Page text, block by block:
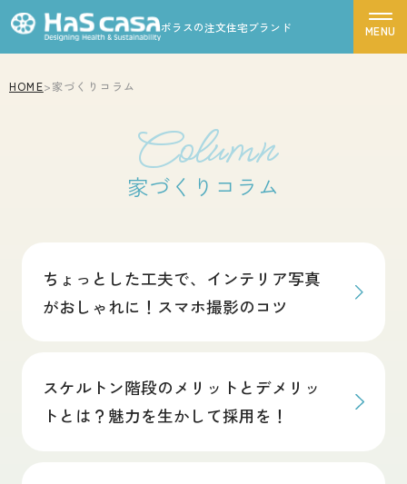
ポラスの注文住宅ブランド
施工事例
家づくりの流れ
HOME>家づくりコラム
Column
家づくりコラム
ちょっとした工夫で、インテリア写真
がおしゃれに！スマホ撮影のコツ
スケルトン階段のメリットとデメリッ
トとは？魅力を生かして採用を！